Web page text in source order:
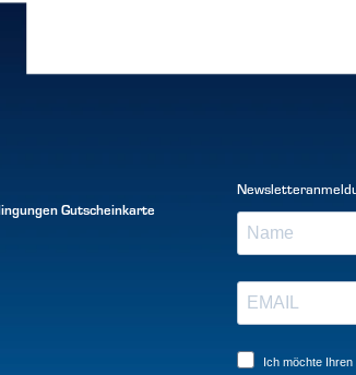
Gutscheinkarte
Ich möchte